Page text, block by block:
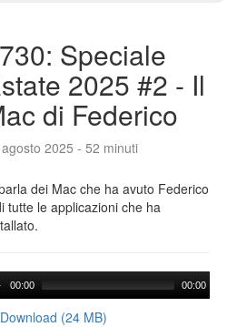
Speciale
2025 #2 - Il
di Federico
2025 - 52 minuti
dei Mac che ha avuto Federico
tutte le applicazioni che ha
00:00 00:00
(24 MB)